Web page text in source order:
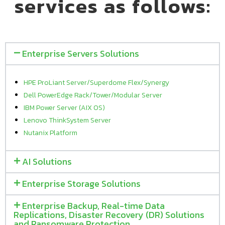
services as follows:
Enterprise Servers Solutions
HPE ProLiant Server/Superdome Flex/Synergy
Dell PowerEdge Rack/Tower/Modular Server
IBM Power Server (AIX OS)
Lenovo ThinkSystem Server
Nutanix Platform
AI Solutions
Enterprise Storage Solutions
Enterprise Backup, Real-time Data
Replications, Disaster Recovery (DR) Solutions